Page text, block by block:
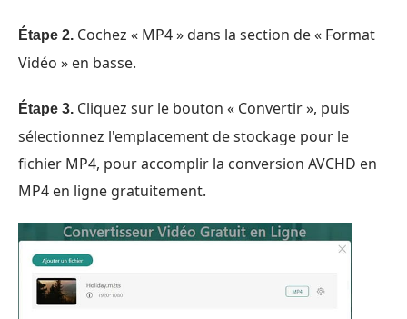
Étape 2. Cochez « MP4 » dans la section de « Format
Vidéo » en basse.
Étape 3. Cliquez sur le bouton « Convertir », puis
sélectionnez l'emplacement de stockage pour le
fichier MP4, pour accomplir la conversion AVCHD en
MP4 en ligne gratuitement.